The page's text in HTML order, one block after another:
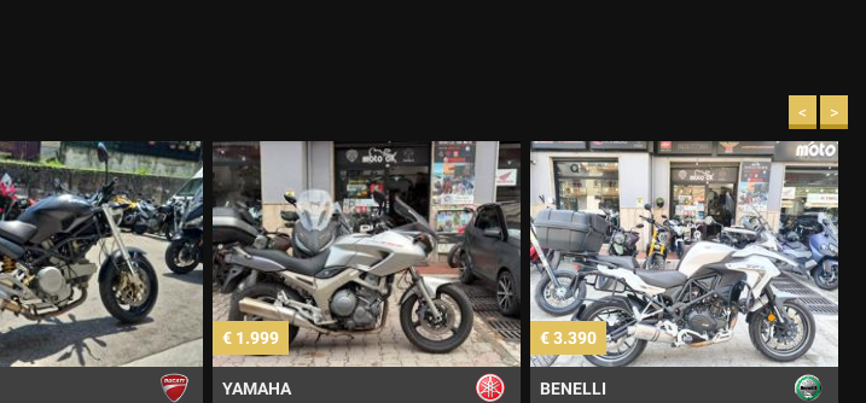
< >
€ 1.999 € 3.390 € 3.490